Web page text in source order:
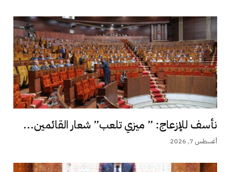
نأسف للإزعاج: ” ميزي تلعب” شعار القائمين...
أغسطس 7, 2026